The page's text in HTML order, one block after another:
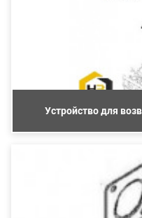
Устройство для